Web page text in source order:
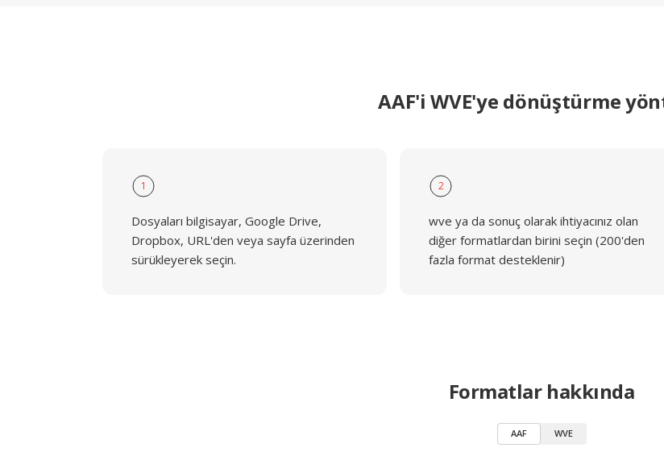
AAF'i WVE'ye dönüştürme
1
Dosyaları bilgisayar, Google Drive,
Dropbox, URL'den veya sayfa üzerinden
sürükleyerek seçin.
2
wve ya da sonuç olarak ihtiyacınız olan
diğer formatlardan birini seçin (200'den
fazla format desteklenir)
Formatlar hakkında
AAF WVE